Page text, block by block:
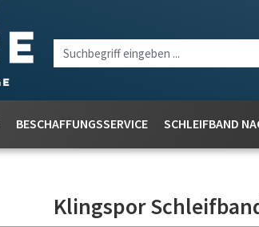
BESCHAFFUNGSSERVICE SCHLEIFBAND
Klingspor